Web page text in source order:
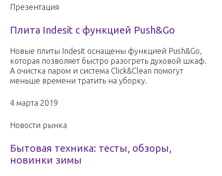
Презентация
Плита Indesit с функцией Push&Go
Новые плиты Indesit оснащены функцией Push&Go,
которая позволяет быстро разогреть духовой шкаф.
А очистка паром и система Click&Clean помогут
меньше времени тратить на уборку.
4 марта 2019
Новости рынка
Бытовая техника: тесты, обзоры,
новинки зимы